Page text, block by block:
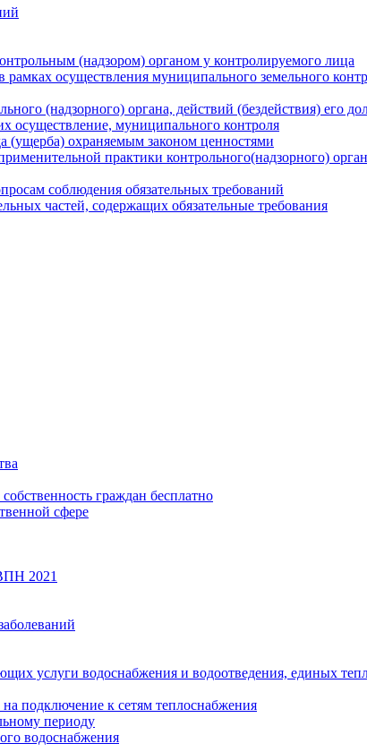
(надзором) органом у контролируемого лица
рамках осуществления муниципального земельного
(надзорного) органа, действий (бездействия) его
осуществление, муниципального контроля
(ущерба) охраняемым законом ценностями
практики контрольного(надзорного)
соблюдения обязательных требований
частей, содержащих обязательные требования
граждан бесплатно
сфере
2021
услуги водоснабжения и водоотведения, единых
подключение к сетям теплоснабжения
периоду
водоснабжения